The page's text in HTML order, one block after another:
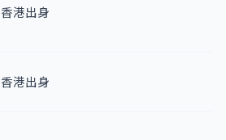
香港出身
香港出身